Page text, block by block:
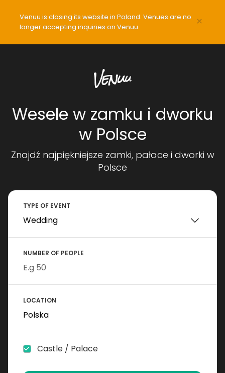
Venuu is closing its website in Poland. Venues are no
longer accepting inquiries on Venuu.
×
Wesele w zamku i dworku
w Polsce
Znajdź najpiękniejsze zamki, pałace i dworki w
Polsce
TYPE OF EVENT
NUMBER OF PEOPLE
LOCATION
Castle / Palace